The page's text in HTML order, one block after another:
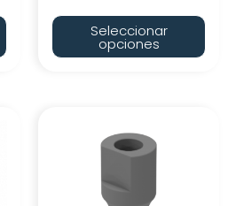
Seleccionar
opciones